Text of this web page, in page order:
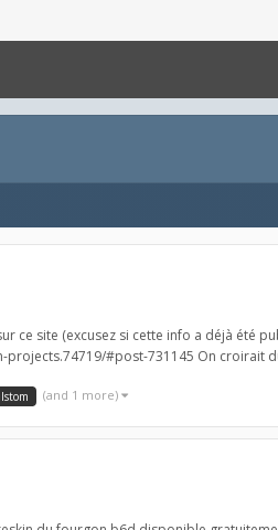
ce site (excusez si cette info a déjà été
#post-731145 On croirait
(and 1 more)